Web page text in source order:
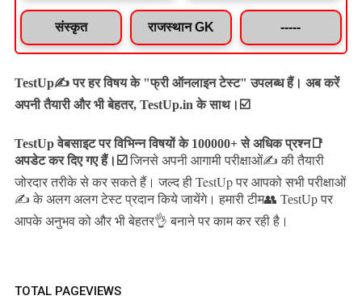
संस्कृत राजस्थान GK -----
TestUp✍️ पर हर विषय के "फ्री ऑनलाइन टेस्ट" उपलब्ध हैं। अब करें
अपनी तैयारी और भी बेहतर, TestUp.in के साथ।☑️
TestUp वेबसाइट पर विभिन्न विषयों के 100000+ से अधिक प्रश्न📑
अपडेट कर दिए गए हैं। ☑️ जिनसे अपनी आगामी परीक्षाओं✍️ की तैयारी
जोरदार तरीके से कर सकते हैं।जल्द ही TestUp पर आपको सभी परीक्षाओं
✍️ के अलग अलग टेस्ट प्रदान किये जायेंगे। हमारी टीम👥 TestUp पर
आपके अनुभव को और भी बेहतर👌 बनाने पर काम कर रही है।
TOTAL PAGEVIEWS